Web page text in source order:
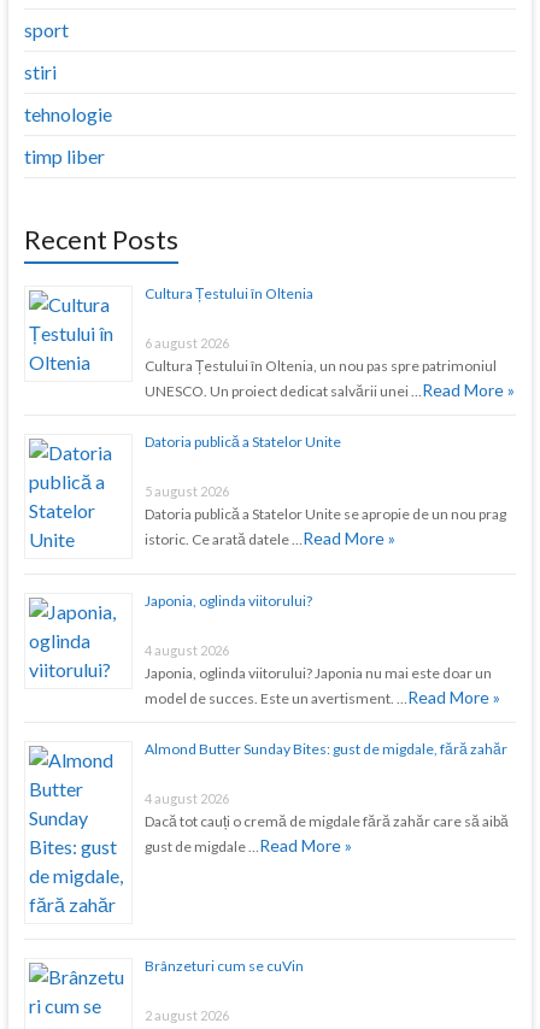
sport
stiri
tehnologie
timp liber
Recent Posts
Cultura Țestului în Oltenia
6 august 2026
Cultura Țestului în Oltenia, un nou pas spre patrimoniul
UNESCO. Un proiect dedicat salvării unei … Read More »
Datoria publică a Statelor Unite
5 august 2026
Datoria publică a Statelor Unite se apropie de un nou prag
istoric. Ce arată datele … Read More »
Japonia, oglinda viitorului?
4 august 2026
Japonia, oglinda viitorului? Japonia nu mai este doar un
model de succes. Este un avertisment. … Read More »
Almond Butter Sunday Bites: gust de migdale, fără zahăr
4 august 2026
Dacă tot cauți o cremă de migdale fără zahăr care să aibă
gust de migdale … Read More »
Brânzeturi cum se cuVin
2 august 2026